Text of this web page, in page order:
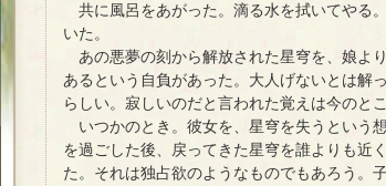
共に風呂をあがった。滴る水を拭いてやる
いた。
あの悪夢の刻から解放された星穹を、娘よ
あるという自負があった。大人げないとは解
らしい。寂しいのだと言われた覚えは今のと
いつかのとき。彼女を、星穹を失うという
を過ごした後、戻ってきた星穹を誰よりも近
た。それは独占欲のようなものでもあろう。